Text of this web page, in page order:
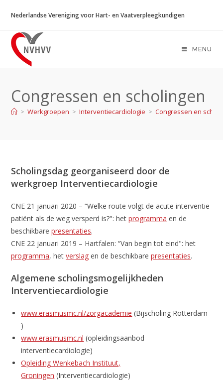
naar
inhoud
Nederlandse Vereniging voor Hart- en Vaatverpleegkundigen
MENU
Congressen en scholingen
> Werkgroepen > Interventiecardiologie > Congressen en
Scholingsdag georganiseerd door de
werkgroep Interventiecardiologie
CNE 21 januari 2020 – “Welke route volgt de acute interventie
patiënt als de weg versperd is?": hetprogramma en de
beschikbarepresentaties.
CNE 22 januari 2019 – Hartfalen: “Van begin tot eind": het
programma, hetverslag en de beschikbarepresentaties.
Algemene scholingsmogelijkheden
Interventiecardiologie
www.erasmusmc.nl/zorgacademie (Bijscholing Rotterdam
)
www.erasmusmc.nl (opleidingsaanbod
interventiecardiologie)
Opleiding Wenkebach Instituut,
Groningen (Interventiecardiologie)